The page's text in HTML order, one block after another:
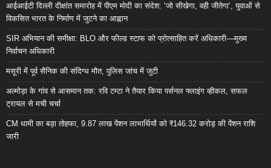
आईआईटी दिल्ली दीक्षांत समारोह में पीएम मोदी का संदेश: ‘जो सीखेगा, वही जीतेगा’, युवाओं से
विकसित भारत के निर्माण में जुटने का आह्वान
SIR अभियान की समीक्षा: BLO और फील्ड स्टाफ को प्रोत्साहित करें अधिकारी—मुख्य
निर्वाचन अधिकारी
मसूरी में पूर्व सैनिक की संदिग्ध मौत, पुलिस जांच में जुटी
अल्मोड़ा के गांव से आसमान तक: रवि टम्टा ने तैयार किया पर्सनल फ्लाइंग व्हीकल, सफल
ट्रायल से मची चर्चा
CM धामी का बड़ा तोहफा, 9.87 लाख पेंशन लाभार्थियों को ₹146.32 करोड़ की पेंशन राशि
जारी